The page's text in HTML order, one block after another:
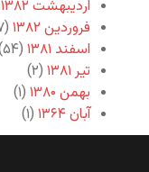
اردیبهشت ۱۳۸۲
فروردین ۱۳۸۲
(۸۷)
اسفند ۱۳۸۱
(۵۴)
تیر ۱۳۸۱
(۲)
بهمن ۱۳۸۰
(۱)
آبان ۱۳۶۴
(۱)